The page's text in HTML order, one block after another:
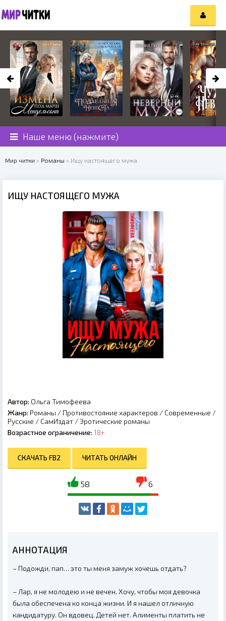
Наше меню (нажмите)
Мир читки » Романы » Ищу настоящего мужа
ИЩУ НАСТОЯЩЕГО МУЖА
Автор: Ольга Тимофеева
Жанр: Романы / Противостояние характеров / Современные /
Русские / СамИздат /Эротические романы
Возрастное ограничение: 18+
СКАЧАТЬ FB2 ЧИТАТЬ ОНЛАЙН
58 6
АННОТАЦИЯ
– Подожди, пап… это ты меня замуж хочешь отдать?
– Лар, я не молодею и не вечен. Хочу, чтобы моя девочка
была обеспечена ко конца жизни. И я нашел отличную
кандидатуру. Он вдовец. Детей нет. Алименты платить не